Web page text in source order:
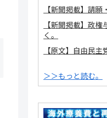
【新聞掲載】請願
【新聞掲載】政
く。
【原文】自由民
＞＞もっと読む。